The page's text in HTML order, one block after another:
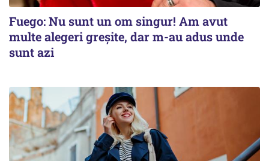
Fuego: Nu sunt un om singur! Am avut
multe alegeri greșite, dar m-au adus unde
sunt azi